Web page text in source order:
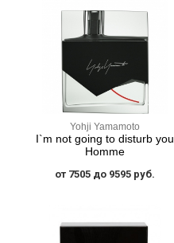
Yohji Yamamoto
I`m not going to disturb you
Homme
от 7505 до 9595 руб.